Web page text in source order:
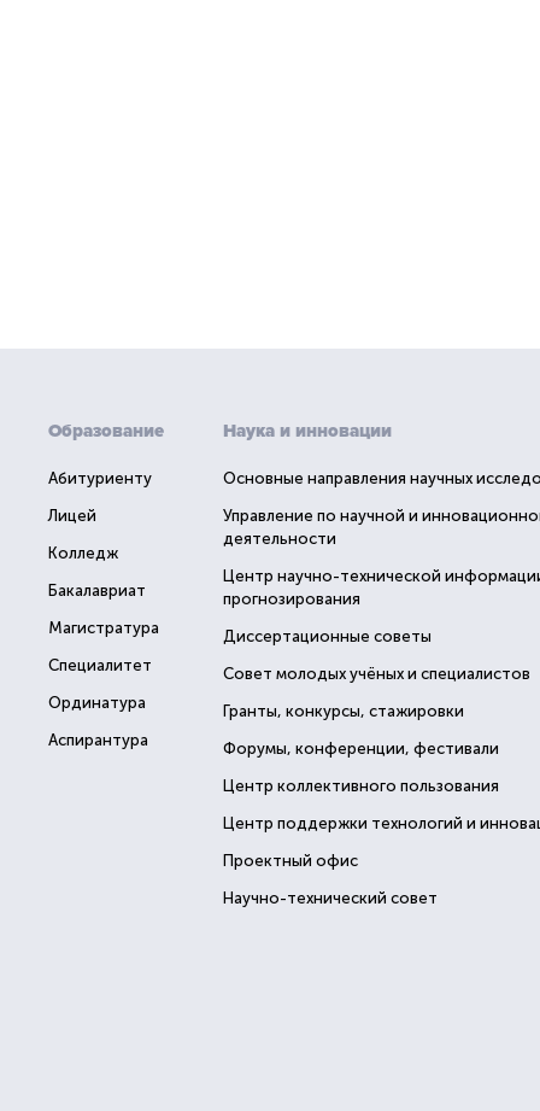
Образование
Абитуриенту
Лицей
Колледж
Бакалавриат
Магистратура
Специалитет
Ординатура
Аспирантура
Наука и инновации
Основные направления научных
Управление по научной и
деятельности
Центр научно-технической
прогнозирования
Диссертационные советы
Совет молодых учёных и специалистов
Гранты, конкурсы, стажировки
Форумы, конференции, фестивали
Центр коллективного пользования
Центр поддержки технологий и
Проектный офис
Научно-технический совет